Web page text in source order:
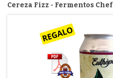
Cereza Fizz - Fermentos Chef